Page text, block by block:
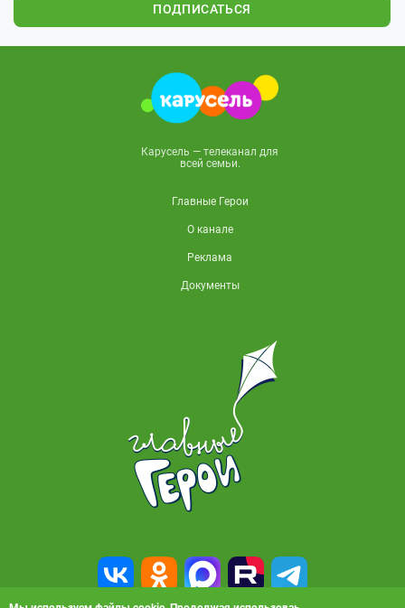
ПОДПИСАТЬСЯ
Карусель — телеканал для
всей семьи.
Главные Герои
О канале
Реклама
Документы